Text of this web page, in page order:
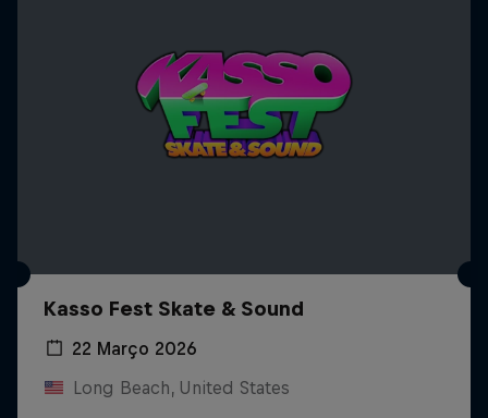
Kasso Fest Skate & Sound
22 Março 2026
Long Beach, United States